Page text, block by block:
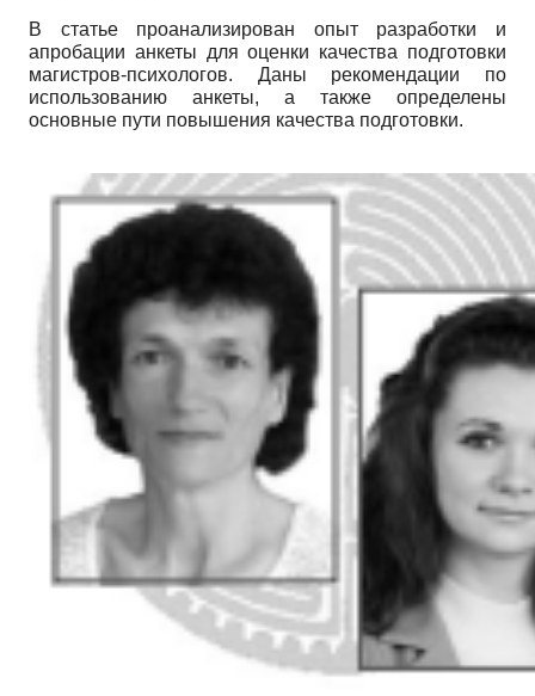
В статье проанализирован опыт разработки и
апробации анкеты для оценки качества подготовки
магистров-психологов. Даны рекомендации по
использованию анкеты, а также определены
основные пути повышения качества подготовки.